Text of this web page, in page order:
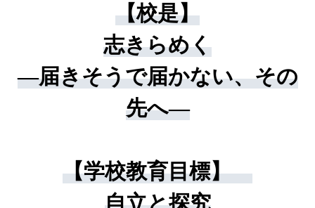
【校是】
志きらめく
―届きそうで届かない、その
先へ―
【学校教育目標】
自立と探究